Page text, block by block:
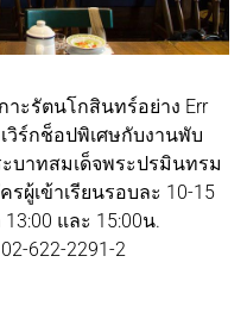
าะรัตนโกสินทร์อย่าง Err
วิร์กช็อปพิเศษกับงานพับ
บาทสมเด็จพระปรมินทรม
ผู้เข้าเรียนรอบละ 10-15
และ 15:00น.
622-2291-2